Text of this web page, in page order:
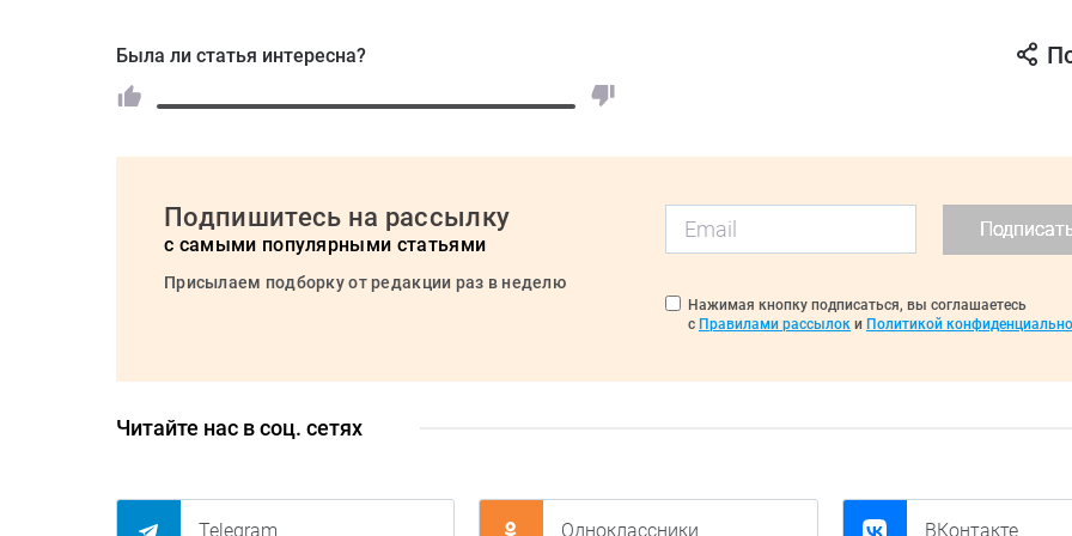
Была ли статья интересна?
Подпишитесь на рассылку
с самыми популярными статьями
Присылаем подборку от редакции раз в неделю
Нажимая кнопку подписаться, вы соглашаетесь
с Правилами рассылок и Политикой
Читайте нас в соц. сетях
Telegram Одноклассники ВКонтакте